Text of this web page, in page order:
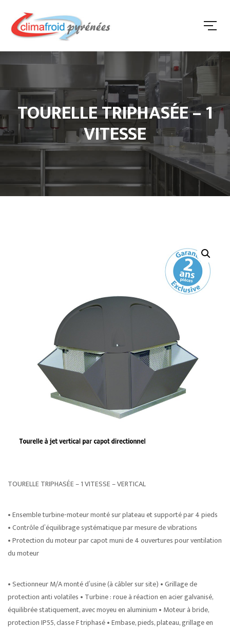
TOURELLE TRIPHASÉE – 1
VITESSE
TOURELLE TRIPHASÉE – 1 VITESSE – VERTICAL
• Ensemble turbine-moteur monté sur plateau et supporté par 4 pieds
• Contrôle d’équilibrage systématique par mesure de vibrations
• Protection du moteur par capot muni de 4 ouvertures pour ventilation
du moteur
• Sectionneur M/A monté d’usine (à câbler sur site) • Grillage de
protection anti volatiles • Turbine : roue à réaction en acier galvanisé,
équilibrée statiquement, avec moyeu en aluminium • Moteur à bride,
protection IP55, classe F triphasé • Embase, pieds, plateau, grillage en